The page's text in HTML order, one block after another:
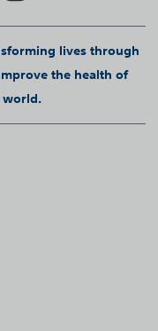
lives through
the health of
world.